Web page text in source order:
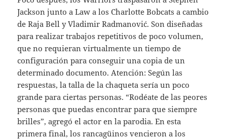
Jackson junto a Law a los Charlotte Bobcats a cambio
de Raja Bell y Vladimir Radmanović. Son diseñadas
para realizar trabajos repetitivos de poco volumen,
que no requieran virtualmente un tiempo de
configuración para conseguir una copia de un
determinado documento. Atención: Según las
respuestas, la talla de la chaqueta sería un poco
grande para ciertas personas. “Rodéate de las peores
personas que puedas encontrar para que siempre
brilles”, agregó el actor en la parodia. En esta
primera final, los rancagüinos vencieron a los